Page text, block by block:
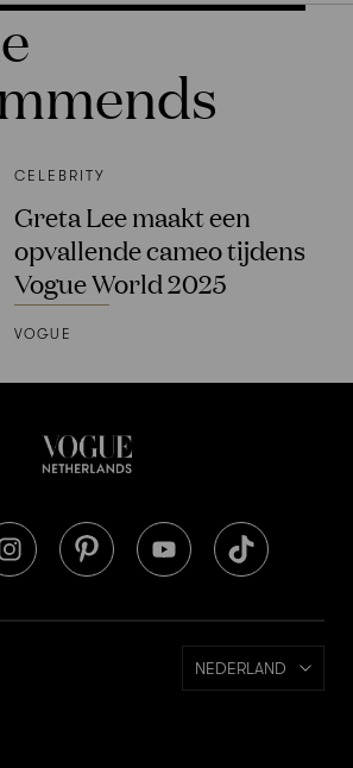
CELEBRITY
Greta Lee maakt een
opvallende cameo tijdens
Vogue World 2025
VOGUE
NEDERLAND